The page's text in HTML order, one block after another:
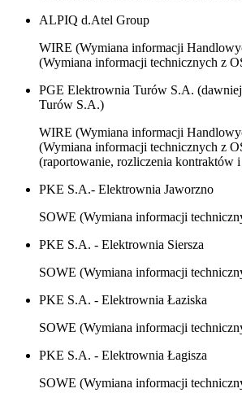
ALPIQ d.Atel Group
WIRE (Wymiana informacji
(Wymiana informacji technicznych z
PGE Elektrownia Turów S.A.
Turów S.A.)
WIRE (Wymiana informacji
(Wymiana informacji technicznych z
(raportowanie, rozliczenia kontraktów i
PKE S.A.- Elektrownia Jaworzno
SOWE (Wymiana informacji
PKE S.A. - Elektrownia Siersza
SOWE (Wymiana informacji
PKE S.A. - Elektrownia Łaziska
SOWE (Wymiana informacji
PKE S.A. - Elektrownia Łagisza
SOWE (Wymiana informacji